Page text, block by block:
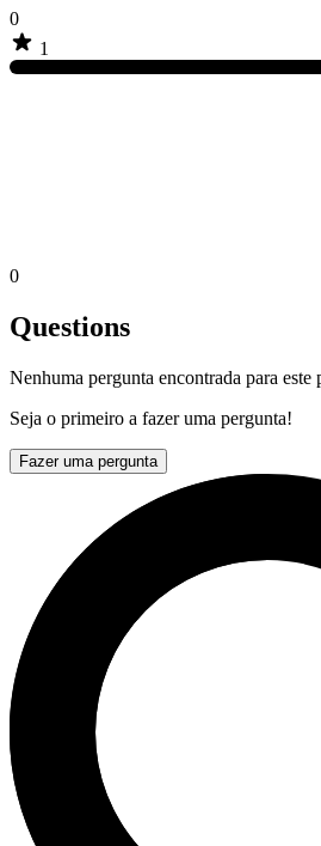
0
1
0
Questions
Nenhuma pergunta encontrada para este
Seja o primeiro a fazer uma pergunta!
Fazer uma pergunta